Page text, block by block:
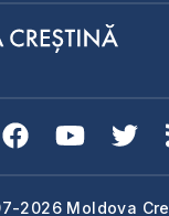
2026 Moldova